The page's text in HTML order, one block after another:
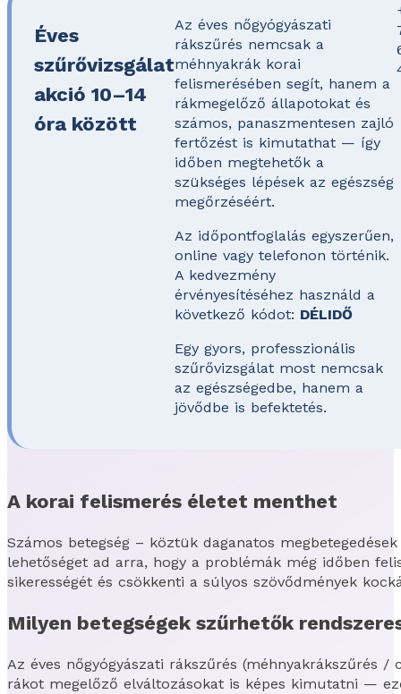
A korai felismerés életet menthet
Számos betegség – köztük daganatos
lehetőséget ad arra, hogy a problémák még időben
sikerességét és csökkenti a súlyos szövődmények
Milyen betegségek szűrhetők
Az éves nőgyógyászati rákszűrés (méhnyakrákszűrés
rákot megelőző elváltozásokat is képes kimutatni —
Éves
szűrővizsgálat
akció 10–14
óra között
Az éves nőgyógyászati
rákszűrés nemcsak a
méhnyakrák korai
felismerésében segít, hanem a
rákmegelőző állapotokat és
számos, panaszmentesen zajló
fertőzést is kimutathat — így
időben megtehetők a
szükséges lépések az egészség
megőrzéséért.
Az időpontfoglalás egyszerűen,
online vagy telefonon történik.
A kedvezmény
érvényesítéséhez használd a
következő kódot: DÉLIDŐ
Egy gyors, professzionális
szűrővizsgálat most nemcsak
az egészségedbe, hanem a
jövődbe is befektetés.